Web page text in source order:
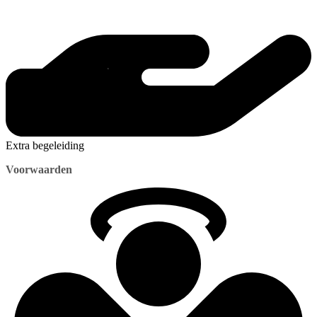
Extra begeleiding
Voorwaarden